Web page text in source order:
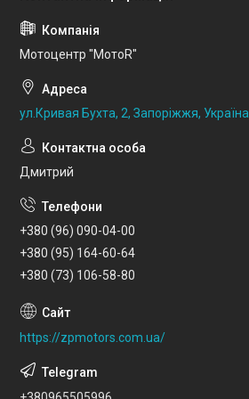
Мотоцентр "МотоR"
ул.Кривая Бухта, 2, Запоріжжя, Україна
Дмитрий
+380 (96) 090-04-00
+380 (95) 164-60-64
+380 (73) 106-58-80
https://zpmotors.com.ua/